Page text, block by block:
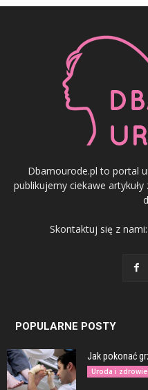
Dbamourode.pl to portal
publikujemy ciekawe
Skontaktuj się z nami:
POPULARNE POSTY
Jak pokonać
Uroda i zdrowie